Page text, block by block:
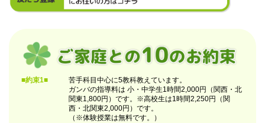
■約束1■
苦手科目中心に5教科教えています。
ガンバの指導料は 小・中学生1時間2,000円（関西・北
関東1,800円）です。※高校生は1時間2,250円（関
西・北関東2,000円）です。
（※体験授業は無料です。）